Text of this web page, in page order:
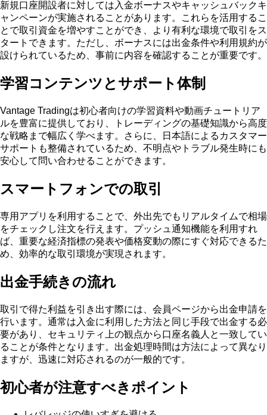
新規口座開設者に対しては入金ボーナスやキャッシュバックキ
ャンペーンが実施されることがあります。これらを活用するこ
とで取引資金を増やすことができ、より有利な環境で取引をス
タートできます。ただし、ボーナスには出金条件や利用規約が
設けられているため、事前に内容を確認することが重要です。
学習コンテンツとサポート体制
Vantage Tradingは初心者向けの学習資料や動画チュートリア
ルを豊富に提供しており、トレーディングの基礎知識から高度
な戦略まで幅広く学べます。さらに、日本語によるカスタマー
サポートも整備されているため、不明点やトラブル発生時にも
安心して問い合わせることができます。
スマートフォンでの取引
専用アプリを利用することで、外出先でもリアルタイムで相場
をチェックし注文を行えます。プッシュ通知機能を利用すれ
ば、重要な経済指標の発表や価格変動の際にすぐ対応できるた
め、効率的な取引環境が実現されます。
出金手続きの流れ
取引で得た利益を引き出す際には、会員ページから出金申請を
行います。通常は入金に利用した方法と同じ手段で出金する必
要があり、セキュリティ上の観点から口座名義人と一致してい
ることが条件となります。出金処理時間は方法によって異なり
ますが、迅速に対応されるのが一般的です。
初心者が注意すべきポイント